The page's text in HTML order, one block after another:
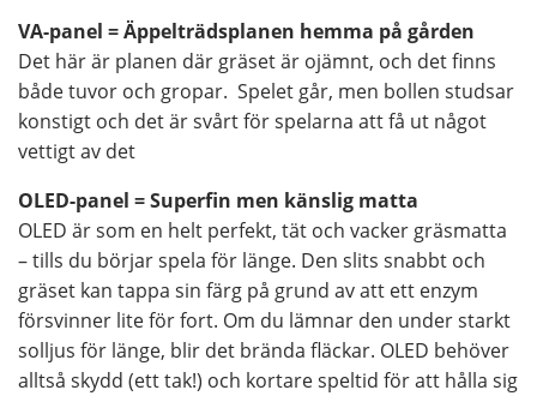
VA-panel = Äppelträdsplanen hemma på gården
Det här är planen där gräset är ojämnt, och det finns
både tuvor och gropar. Spelet går, men bollen studsar
konstigt och det är svårt för spelarna att få ut något
vettigt av det
OLED-panel = Superfin men känslig matta
OLED är som en helt perfekt, tät och vacker gräsmatta
– tills du börjar spela för länge. Den slits snabbt och
gräset kan tappa sin färg på grund av att ett enzym
försvinner lite för fort. Om du lämnar den under starkt
solljus för länge, blir det brända fläckar. OLED behöver
alltså skydd (ett tak!) och kortare speltid för att hålla sig